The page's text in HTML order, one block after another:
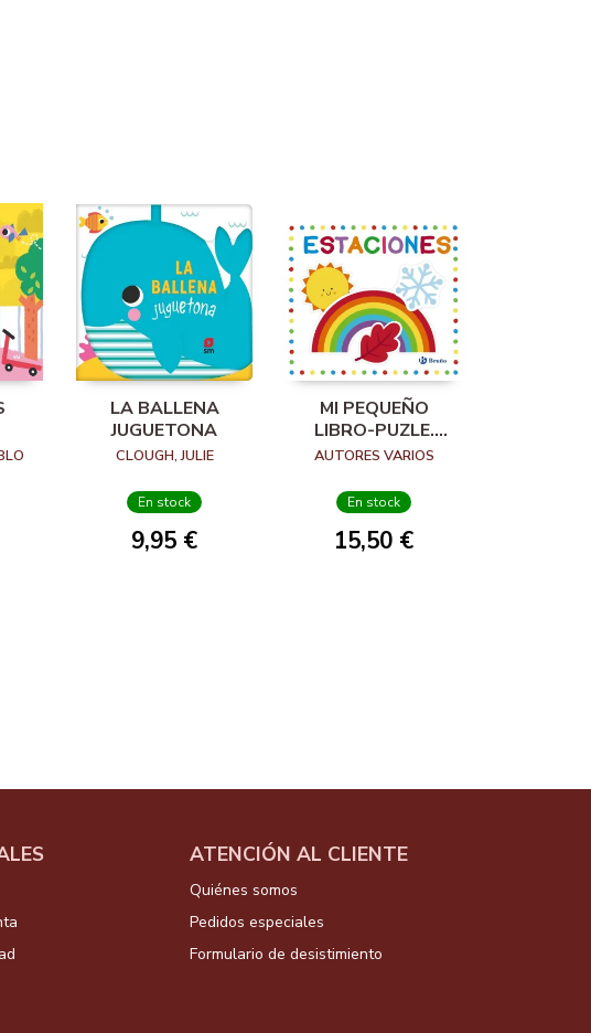
LA BALLENA
JUGUETONA
CLOUGH, JULIE
En stock
9,95 €
MI PEQUEÑO
LIBRO-PUZLE.
ESTACIONES
AUTORES VARIOS
En stock
15,50 €
ATENCIÓN AL CLIENTE
Quiénes somos
Pedidos especiales
Formulario de desistimiento